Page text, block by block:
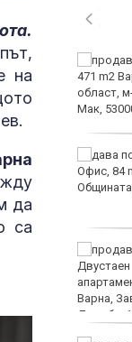
на
да
са
и за
и